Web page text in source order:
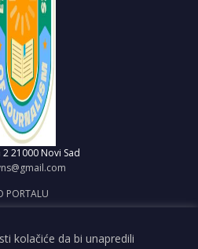
2 21000 Novi Sad
PORTALU
VEST
kolačiće da bi unapredili